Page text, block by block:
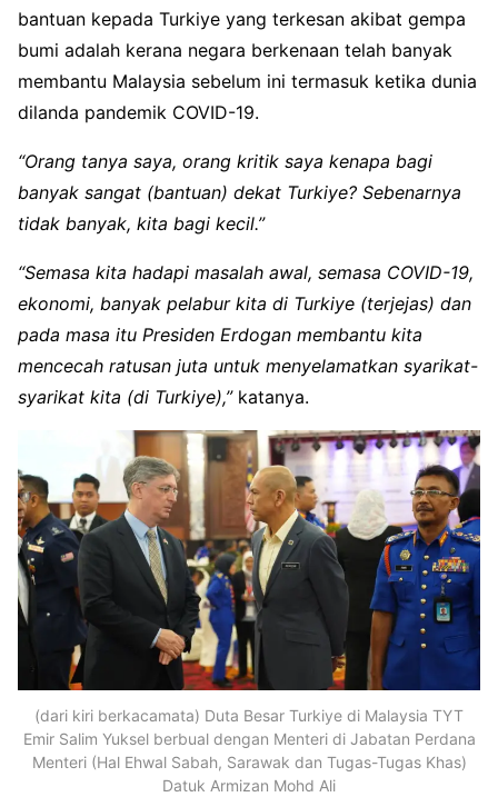
bantuan kepada Turkiye yang terkesan akibat gempa
bumi adalah kerana negara berkenaan telah banyak
membantu Malaysia sebelum ini termasuk ketika dunia
dilanda pandemik COVID-19.
“Orang tanya saya, orang kritik saya kenapa bagi
banyak sangat (bantuan) dekat Turkiye? Sebenarnya
tidak banyak, kita bagi kecil.”
“Semasa kita hadapi masalah awal, semasa COVID-19,
ekonomi, banyak pelabur kita di Turkiye (terjejas) dan
pada masa itu Presiden Erdogan membantu kita
mencecah ratusan juta untuk menyelamatkan syarikat-
syarikat kita (di Turkiye),”katanya.
(dari kiri berkacamata) Duta Besar Turkiye di Malaysia TYT
Emir Salim Yuksel berbual dengan Menteri di Jabatan Perdana
Menteri (Hal Ehwal Sabah, Sarawak dan Tugas-Tugas Khas)
Datuk Armizan Mohd Ali